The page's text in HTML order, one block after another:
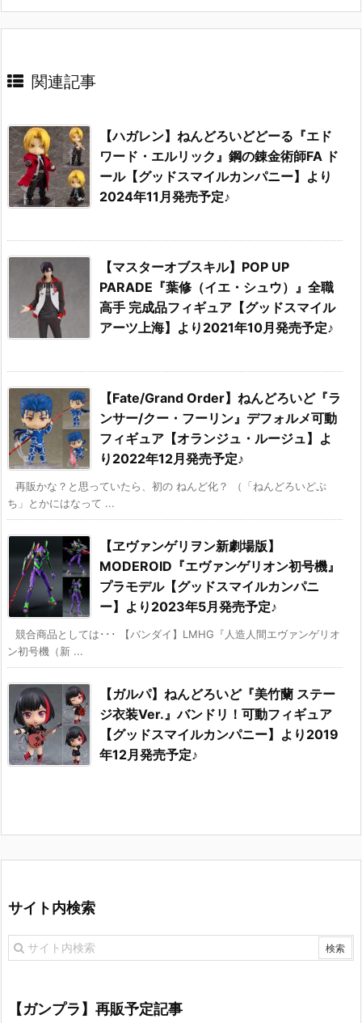
関連記事
【ハガレン】ねんどろいどどーる『エド
ワード・エルリック』鋼の錬金術師FA ド
ール【グッドスマイルカンパニー】より
2024年11月発売予定♪
【マスターオブスキル】POP UP
PARADE『葉修（イエ・シュウ）』全職
高手 完成品フィギュア【グッドスマイル
アーツ上海】より2021年10月発売予定♪
【Fate/Grand Order】ねんどろいど『ラ
ンサー/クー・フーリン』デフォルメ可動
フィギュア【オランジュ・ルージュ】よ
り2022年12月発売予定♪
再販かな？と思っていたら、初の ねんど化？ （「ねんどろいどぷ
ち」とかにはなって ...
【ヱヴァンゲリヲン新劇場版】
MODEROID『エヴァンゲリオン初号機』
プラモデル【グッドスマイルカンパニ
ー】より2023年5月発売予定♪
競合商品としては･･･ 【バンダイ】LMHG『人造人間エヴァンゲリオ
ン初号機（新 ...
【ガルパ】ねんどろいど『美竹蘭 ステー
ジ衣装Ver.』バンドリ！可動フィギュア
【グッドスマイルカンパニー】より2019
年12月発売予定♪
サイト内検索
【ガンプラ】再販予定記事